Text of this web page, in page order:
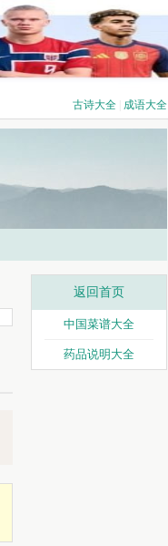
古诗大全 成语大全
返回首页
中国菜谱大全
药品说明大全